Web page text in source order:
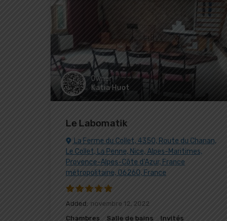
Owner
Katia Huot
Le Labomatik
La Ferme du Collet, 4350, Route du Chanan,
Le Collet, La Penne, Nice, Alpes-Maritimes,
Provence-Alpes-Côte d'Azur, France
métropolitaine, 06260, France
Added: novembre 12, 2022
Chambres
Salle de bains Invités